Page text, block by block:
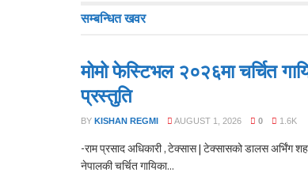
सम्बन्धितखवर
मोमो फेस्टिभल २०२६मा चर्चित
प्रस्तुति
BY KISHAN REGMI AUGUST 1, 2026 0 1.6K
-राम प्रसाद अधिकारी , टेक्सास | टेक्सासको डालस अर्भिंग
नेपालकी चर्चित गायिका...